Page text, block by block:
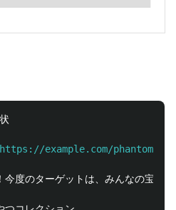
https://example.com/